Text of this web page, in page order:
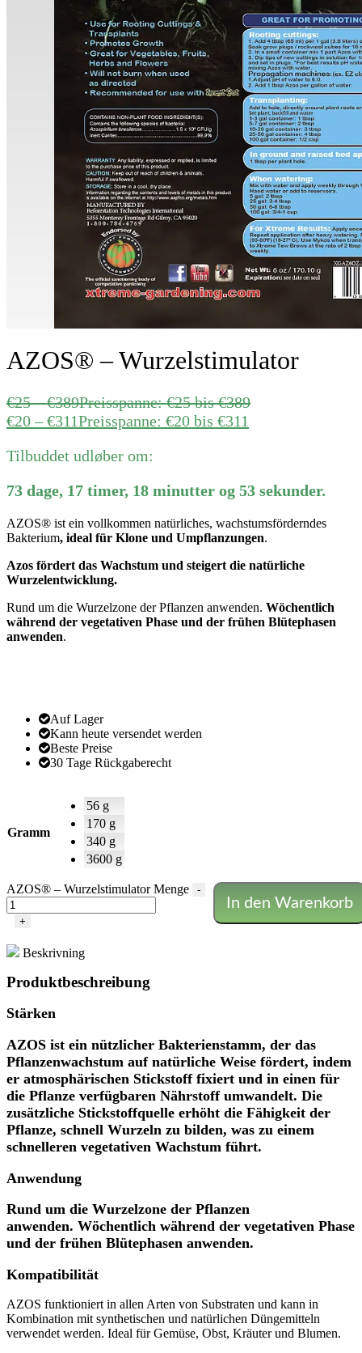
AZOS® – Wurzelstimulator
€25 –€389Preisspanne: €25 bis €389
€20 –€311Preisspanne: €20 bis €311
Tilbuddet udløber om:
73 dage, 17 timer, 18 minutter og 53 sekunder.
AZOS® ist ein vollkommen natürliches, wachstumsförderndes
Bakterium, ideal für Klone und Umpflanzungen.
Azos fördert das Wachstum und steigert die natürliche
Wurzelentwicklung.
Rund um die Wurzelzone der Pflanzen anwenden. Wöchentlich
während der vegetativen Phase und der frühen Blütephasen
anwenden.
Auf Lager
Kann heute versendet werden
Beste Preise
30 Tage Rückgaberecht
Gramm
56 g
170 g
340 g
3600 g
AZOS® – Wurzelstimulator Menge -
+
In den Warenkorb
Beskrivning
Produktbeschreibung
Stärken
AZOS ist ein nützlicher Bakterienstamm, der das
Pflanzenwachstum auf natürliche Weise fördert, indem
er atmosphärischen Stickstoff fixiert und in einen für
die Pflanze verfügbaren Nährstoff umwandelt. Die
zusätzliche Stickstoffquelle erhöht die Fähigkeit der
Pflanze, schnell Wurzeln zu bilden, was zu einem
schnelleren vegetativen Wachstum führt.
Anwendung
Rund um die Wurzelzone der Pflanzen
anwenden. Wöchentlich während der vegetativen Phase
und der frühen Blütephasen anwenden.
Kompatibilität
AZOS funktioniert in allen Arten von Substraten und kann in
Kombination mit synthetischen und natürlichen Düngemitteln
verwendet werden. Ideal für Gemüse, Obst, Kräuter und Blumen.